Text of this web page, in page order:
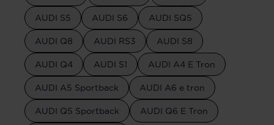
AUDI S5 AUDI S6 AUDI SQ5
AUDI Q8 AUDI RS3 AUDI S8
AUDI Q4 AUDI S1 AUDI A4 E Tron
AUDI A5 Sportback AUDI A6 e tron
AUDI Q5 Sportback AUDI Q6 E Tron